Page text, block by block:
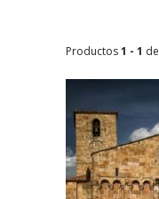
Productos1 - 1 de